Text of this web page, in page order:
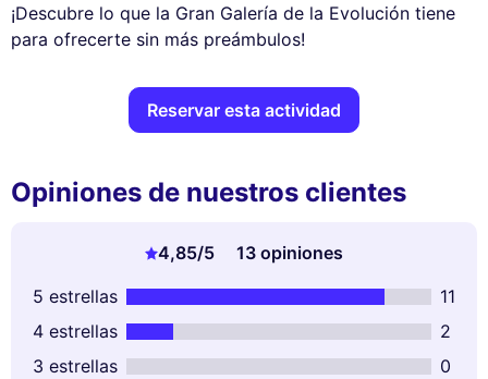
¡Descubre lo que la Gran Galería de la Evolución tiene
para ofrecerte sin más preámbulos!
Reservar esta actividad
Opiniones de nuestros clientes
4,85/5
13 opiniones
5 estrellas
11
4 estrellas
2
3 estrellas
0